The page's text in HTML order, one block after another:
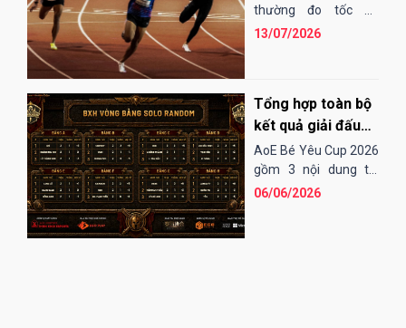
nhất?
thường đo tốc độ
chạy của các đơn vị
13/07/2026
Tổng hợp toàn bộ
kết quả giải đấu
AoE Bé Yêu Cup
2026
AoE Bé Yêu Cup 2026
gồm 3 nội dung thi
đấu: Solo Random,
06/06/2026